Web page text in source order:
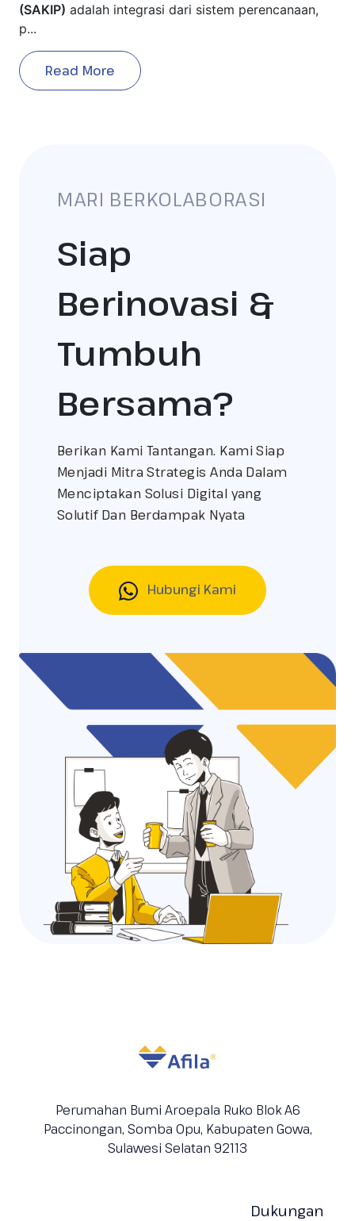
(SAKIP) adalah integrasi dari sistem perencanaan,
p...
Read More
MARI BERKOLABORASI
Siap
Berinovasi &
Tumbuh
Bersama?
Berikan Kami Tantangan. Kami Siap
Menjadi Mitra Strategis Anda Dalam
Menciptakan Solusi Digital yang
Solutif Dan Berdampak Nyata
Hubungi Kami
Perumahan Bumi Aroepala Ruko Blok A6
Paccinongan, Somba Opu, Kabupaten Gowa,
Sulawesi Selatan 92113
Dukungan